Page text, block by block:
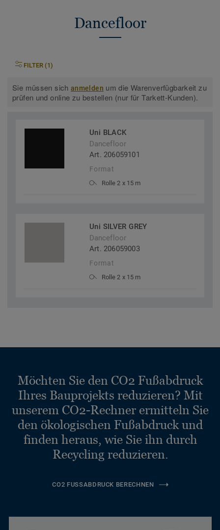
Dancefloor
FILTER (1)
Sie müssen sichanmelden um die Warenverfügbarkeit zu
prüfen und online zu bestellen (nur für Tarkett-Kunden).
Uni BLACK
Dancefloor
Art. 206059101
Format
Rolle 2 x 15 m
Uni SILVER GREY
Dancefloor
Art. 206059003
Format
Rolle 2 x 15 m
Möchten Sie den CO2 Fußabdruck
Ihres Bauprojekts reduzieren? Mit
unserem CO2-Rechner ermitteln Sie
den ökologischen Fußabdruck und
finden heraus, wie Sie ihn durch
Recycling reduzieren.
CO2 FUSSABDRUCK BERECHNEN